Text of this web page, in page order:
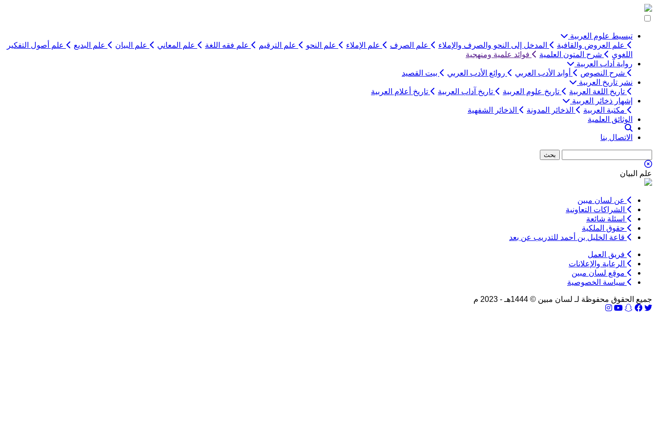
التخطي
إلى
تبسيط علوم العربية
علم العروض والقافية
المدخل إلى النحو والصرف والإملاء علم الصرف علم الإملاء علم النحو علم الترقيم علم فقه اللغة علم المعاني علم البيان علم البديع
علم أصول التفكير
اللغوي
شرح المتون العلمية
فوائد علمية ومنهجية
رواية آداب العربية
شرح النصوص
أوابد الأدب العربي روائع الأدب العربي
بيت القصيد
نشر تاريخ العربية
تاريخ اللغة العربية
تاريخ علوم العربية تاريخ آداب العربية
تاريخ أعلام العربية
إشهار ذخائر العربية
مكتبة العربية
الذخائر المدونة
الذخائر الشفهية
الوثائق العلمية
الاتصال بنا
علم البيان
عن لسان مبين
الشراكات التعاونية
اسئلة شائعة
حقوق الملكية
قاعة الخليل بن أحمد للتدريب عن بعد
فريق العمل
الرعاية والإعلانات
موقع لسان مبين
سياسة الخصوصية
جميع الحقوق محفوظة لـ لسان مبين © 1444هـ - 2023 م